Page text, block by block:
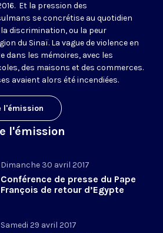
Et la pression des
se concrétise au quotidien
discrimination, ou la peur
du Sinaï. La vague de violence en
dans les mémoires, avec les
des maisons et des commerces.
avaient alors été incendiées.
l'émission
l'émission
Dimanche 30 avril 2017
Conférence de presse du Pape
François de retour d’Egypte
Samedi 29 avril 2017